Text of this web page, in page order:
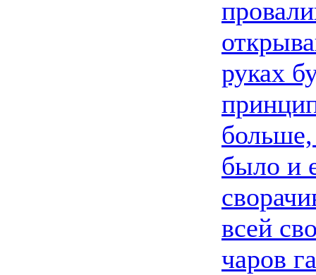
руках
было и
всей
чаров